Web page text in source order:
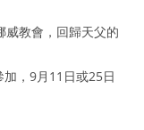
教會，回歸天父的
，9月11日或25日
。